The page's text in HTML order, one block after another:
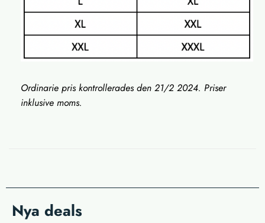
Ordinarie pris kontrollerades den 21/2 2024. Priser
inklusive moms.
Nya deals